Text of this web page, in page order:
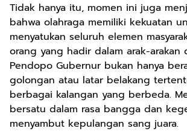
Tidak hanya itu, momen ini juga
bahwa olahraga memiliki kekuatan
menyatukan seluruh elemen
orang yang hadir dalam arak-arakan
Pendopo Gubernur bukan hanya
golongan atau latar belakang
berbagai kalangan yang berbeda.
bersatu dalam rasa bangga dan
menyambut kepulangan sang juara.